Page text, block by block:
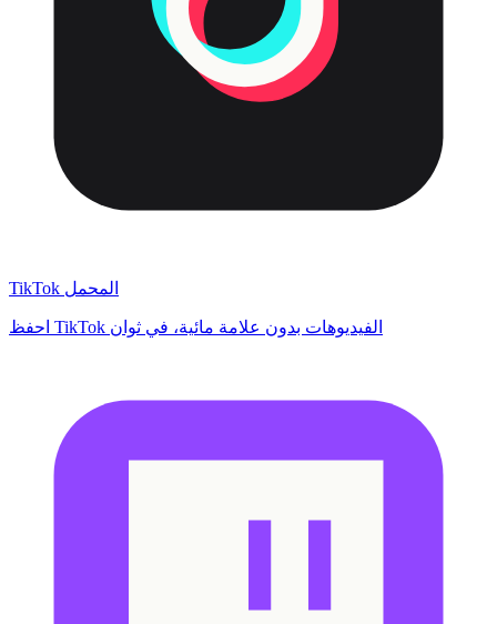
TikTok المحمل
احفظ TikTok الفيديوهات بدون علامة مائية، في ثوان